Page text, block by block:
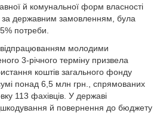
й комунальної форм власності
за державним замовленням, була
потреби.
відпрацюванням молодими
3-річного терміну призвела
коштів загального фонду
понад 6,5 млн грн., спрямованих
113 фахівців. У державі
й повернення до бюджету